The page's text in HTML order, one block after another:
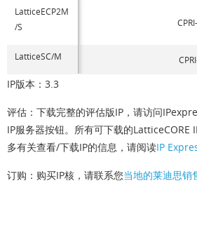
LatticeECP2M
/S
LatticeSC/M
IP版本：3.3
评估：下载完整的评估版IP，请访问
IP服务器按钮。所有可下载的LatticeCORE
多有关查看/下载IP的信息，请阅读IP
订购：购买IP核，请联系您当地的莱迪思销